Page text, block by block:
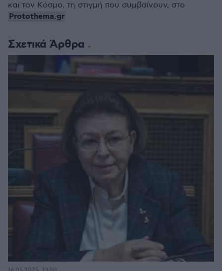
Σχετικά Άρθρα
και τον Κόσμο, τη στιγμή που συμβαίνουν, στο
Protothema.gr